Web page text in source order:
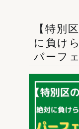
【特別
に負け
パーフ